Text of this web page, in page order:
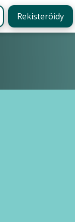
Rekisteröidy